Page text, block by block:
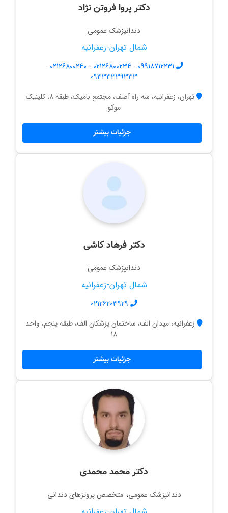
دکتر پروا فروتن نژاد
دندانپزشک عمومی
شمال تهران-زعفرانیه
09918712231
-
02126800234
-
02126800240
-
09333339333
تهران، زعفرانیه، سه راه آصف، مجتمع بامیک، طبقه 8، کلینیک
موکو
جزئیات بیشتر
دکتر فرهاد کاشی
دندانپزشک عمومی
شمال تهران-زعفرانیه
02126203929
زعفرانیه، میدان الف، ساختمان پزشکان الف، طبقه پنجم، واحد
18
جزئیات بیشتر
دکتر محمد محمدی
دندانپزشک عمومی،متخصص پروتزهای دندانی